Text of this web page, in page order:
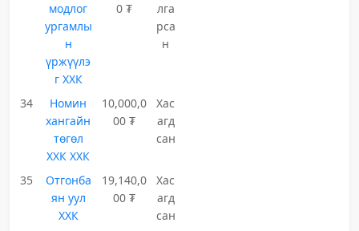
модлог
ургамлы
н
үржүүлэ
г ХХК
0 ₮
лга
рса
н
34
Номин
хангайн
төгөл
ХХК ХХК
10,000,0
00 ₮
Хас
агд
сан
35
Отгонба
ян уул
ХХК
19,140,0
00 ₮
Хас
агд
сан